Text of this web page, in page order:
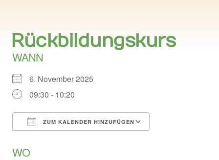
Rückbildungskurs
WANN
6. November 2025
09:30 - 10:20
ZUM KALENDER HINZUFÜGEN
WO